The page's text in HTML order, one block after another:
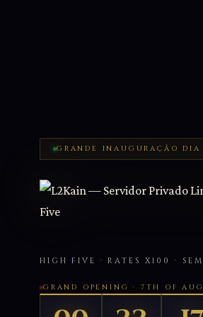
GRANDE INAUGURAÇÃO DIA
HIGH FIVE · RATES X100 ·
GRAND OPENING · 7TH OF